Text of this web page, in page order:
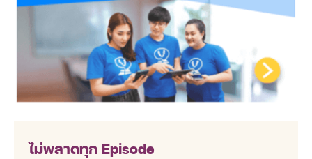
ไม่พลาดทุก Episode